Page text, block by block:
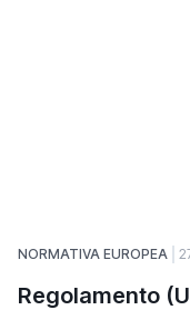
NORMATIVA EUROPEA
Regolamento